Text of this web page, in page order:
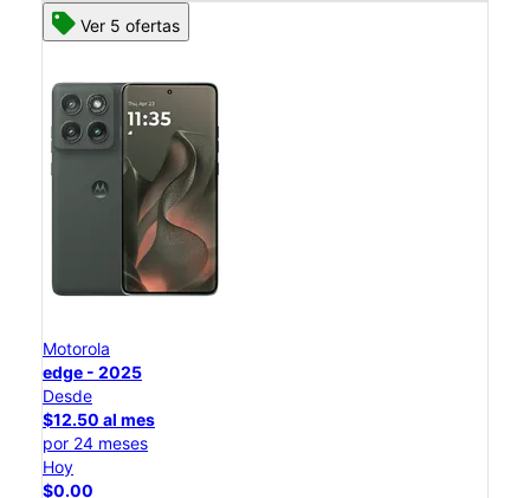
Ver 5 ofertas
Motorola
edge - 2025
Desde
$12.50 al mes
por 24 meses
Hoy
$0.00